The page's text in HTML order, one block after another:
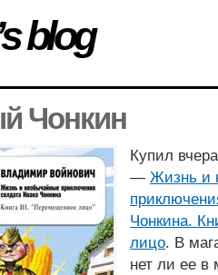
blog
Чонкин
Купил
— Жизнь и
Чонкина.
лицо. В
нет ли ее в